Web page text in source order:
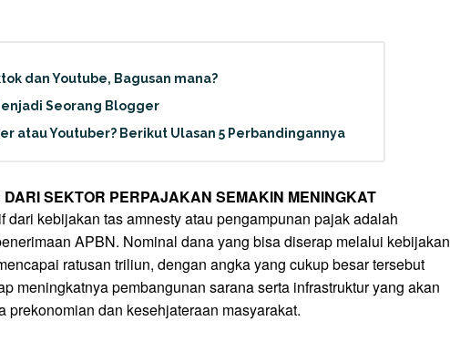
dan Youtube, Bagusan mana?
Seorang Blogger
atau Youtuber? Berikut Ulasan 5 Perbandingannya
SEKTOR PERPAJAKAN SEMAKIN MENINGKAT
dari kebijakan tas amnesty atau pengampunan pajak adalah
APBN. Nominal dana yang bisa diserap melalui kebijakan
ratusan triliun, dengan angka yang cukup besar tersebut
meningkatnya pembangunan sarana serta infrastruktur yang akan
prekonomian dan kesehjateraan masyarakat.